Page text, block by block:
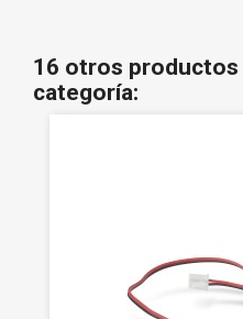
16 otros productos
categoría: